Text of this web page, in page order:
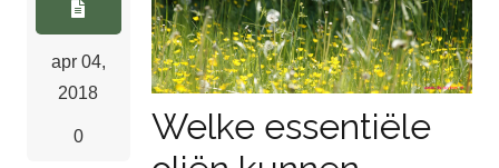
apr 04,
2018
0
Welke essentiële